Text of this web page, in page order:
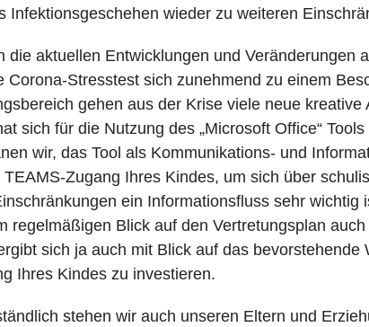
Infektionsgeschehen wieder zu weiteren
die aktuellen Entwicklungen und Veränderungen
Corona-Stresstest sich zunehmend zu einem
gehen aus der Krise viele neue
sich für die Nutzung des „Microsoft Office“
wir, das Tool als Kommunikations- und
TEAMS-Zugang Ihres Kindes, um sich über
ein Informationsfluss sehr
regelmäßigen Blick auf den Vertretungsplan
sich ja auch mit Blick auf das
Ihres Kindes zu investieren.
stehen wir auch unseren Eltern und